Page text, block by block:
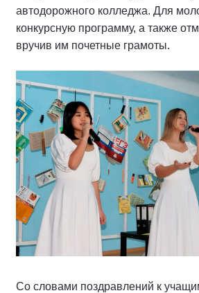
автодорожного колледжа. Для
конкурсную программу, а также
вручив им почетные грамоты.
Со словами поздравлений к